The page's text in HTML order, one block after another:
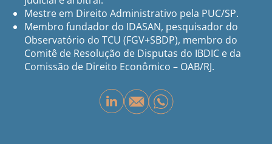
Mestre em Direito Administrativo pela PUC/SP.
Membro fundador do IDASAN, pesquisador do
Observatório do TCU (FGV+SBDP), membro do
Comitê de Resolução de Disputas do IBDIC e da
Comissão de Direito Econômico – OAB/RJ.